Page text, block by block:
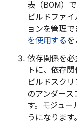
表（BOM）
ビルドファ
ョンを管理で
を使用するを
依存関係を
トに、依存
ビルドスク
のアンダー
す。モジュー
うになります。